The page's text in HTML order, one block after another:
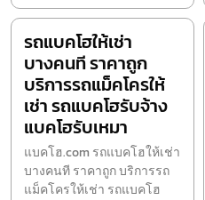
รถแบคโฮให้เช่า
บางคนที ราคาถูก
บริการรถแม็คโครให้
เช่า รถแบคโฮรับจ้าง
แบคโฮรับเหมา
แบคโฮ.com รถแบคโฮให้เช่า
บางคนที ราคาถูก บริการรถ
แม็คโครให้เช่า รถแบคโฮ